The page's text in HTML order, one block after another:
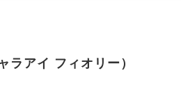
アイ フィオリー）